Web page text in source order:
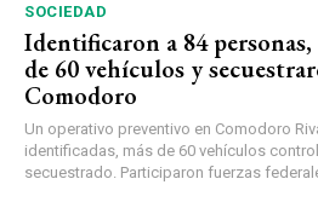
SOCIEDAD
Identificaron a 84
de 60 vehículos y
Comodoro
Un operativo preventivo en Comodoro
identificadas, más de 60 vehículos
secuestrado. Participaron fuerzas